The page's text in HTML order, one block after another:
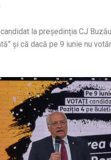
la președinția CJ
și că dacă pe 9 iunie nu